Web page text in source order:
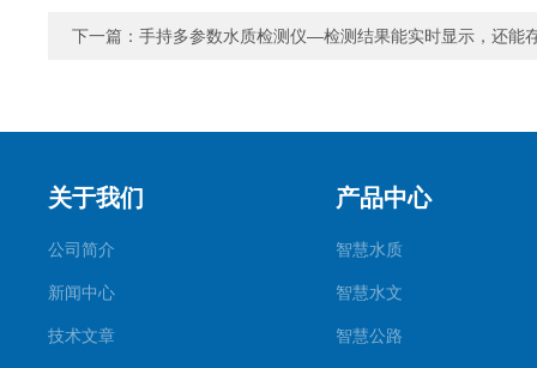
下一篇： 手持多参数水质检测仪—检测结果能实时显示，还能
关于我们
公司简介
新闻中心
技术文章
产品中心
智慧水质
智慧水文
智慧公路